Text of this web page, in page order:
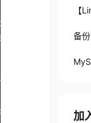
【
备
加